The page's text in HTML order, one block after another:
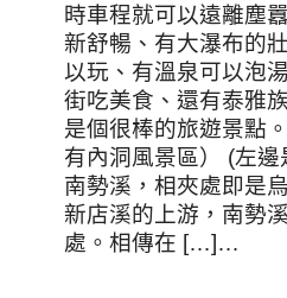
時車程就可以遠離塵
新舒暢、有大瀑布的
以玩、有溫泉可以泡
街吃美食、還有泰雅
是個很棒的旅遊景點
有內洞風景區） (左
南勢溪，相夾處即是
新店溪的上游，南勢
處。相傳在 […]…